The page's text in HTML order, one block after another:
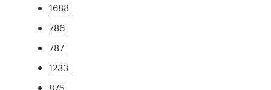
1688
786
787
1233
875